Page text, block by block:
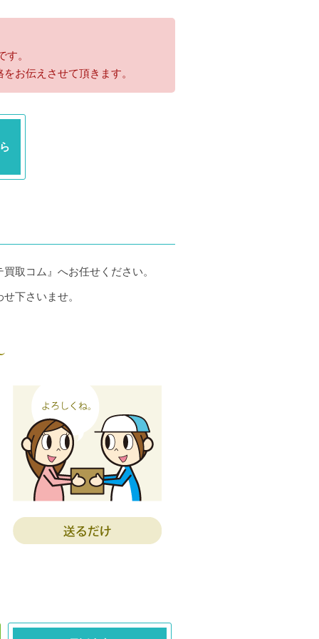
。
お伝えさせて頂きます。
取コム』へお任せください。
下さいませ。